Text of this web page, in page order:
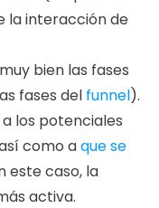
la interacción de
bien las fases
fases del funnel).
los potenciales
como a que se
este caso, la
activa.